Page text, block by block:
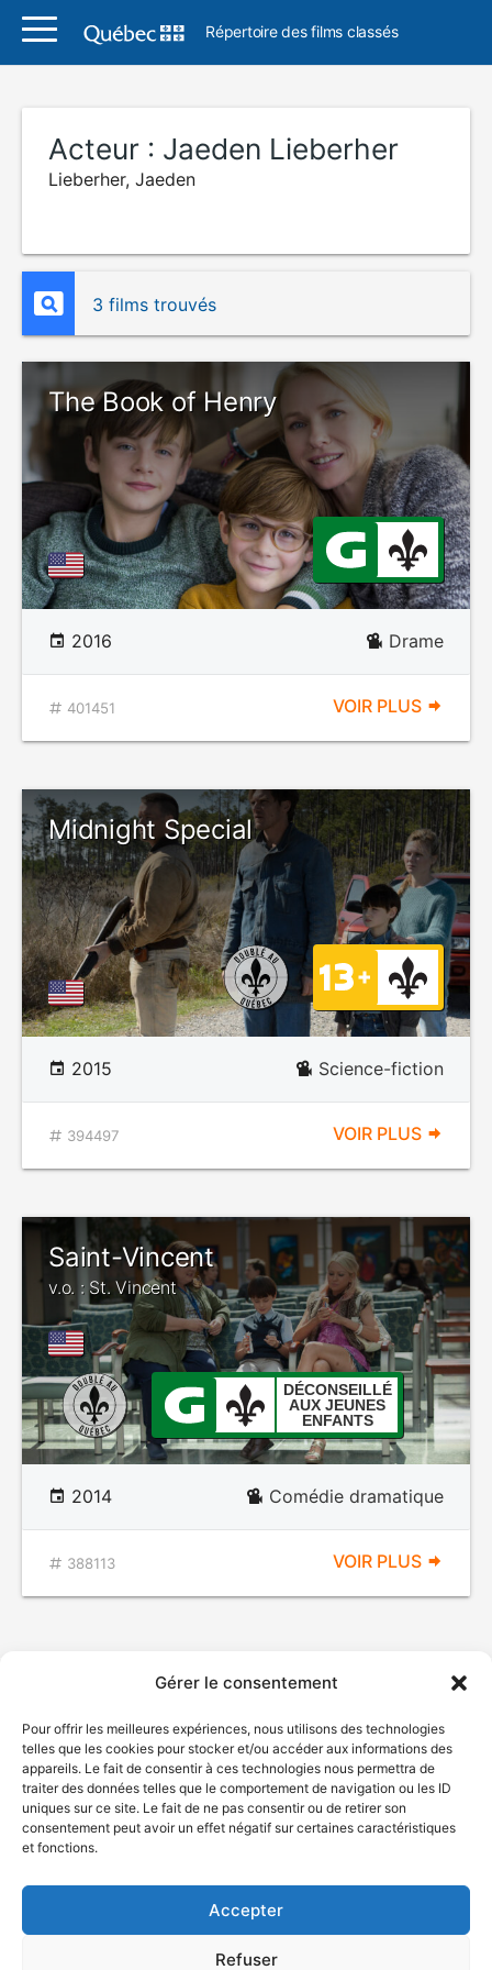
Gérer le consentement
Pour offrir les meilleures expériences, nous utilisons des technologies
telles que les cookies pour stocker et/ou accéder aux informations des
appareils. Le fait de consentir à ces technologies nous permettra de
traiter des données telles que le comportement de navigation ou les ID
uniques sur ce site. Le fait de ne pas consentir ou de retirer son
consentement peut avoir un effet négatif sur certaines caractéristiques
et fonctions.
Accepter
Refuser
Répertoire des films classés
Acteur : Jaeden Lieberher
Lieberher, Jaeden
3 films trouvés
The Book of Henry
2016 Drame
401451 VOIR PLUS
Midnight Special
2015 Science-fiction
394497 VOIR PLUS
Saint-Vincent
v.o. : St. Vincent
DÉCONSEILLÉ
AUX JEUNES
ENFANTS
2014 Comédie dramatique
388113 VOIR PLUS
© Gouvernement du Québec, 2026
Plan du site
Accessibilité
Accès à l'information
Déclaration de services